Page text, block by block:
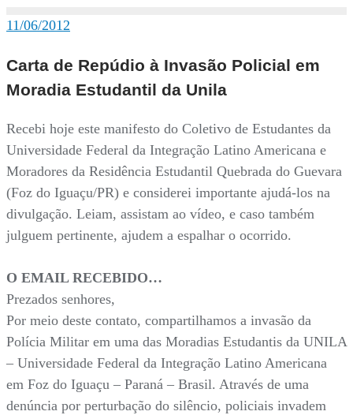
11/06/2012
Carta de Repúdio à Invasão Policial em
Moradia Estudantil da Unila
Recebi hoje este manifesto do Coletivo de Estudantes da
Universidade Federal da Integração Latino Americana e
Moradores da Residência Estudantil Quebrada do Guevara
(Foz do Iguaçu/PR) e considerei importante ajudá-los na
divulgação. Leiam, assistam ao vídeo, e caso também
julguem pertinente, ajudem a espalhar o ocorrido.
O EMAIL RECEBIDO…
Prezados senhores,
Por meio deste contato, compartilhamos a invasão da
Polícia Militar em uma das Moradias Estudantis da UNILA
– Universidade Federal da Integração Latino Americana
em Foz do Iguaçu – Paraná – Brasil. Através de uma
denúncia por perturbação do silêncio, policiais invadem